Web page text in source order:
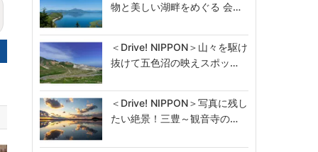
物と美しい湖畔をめぐる 会…
＜Drive! NIPPON＞山々を駆け
抜けて五色沼の映えスポッ…
＜Drive! NIPPON＞写真に残し
たい絶景！三豊～観音寺の…